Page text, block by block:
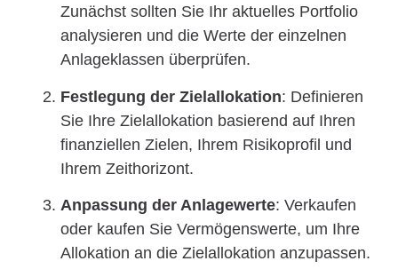
Zunächst sollten Sie Ihr aktuelles Portfolio
analysieren und die Werte der einzelnen
Anlageklassen überprüfen.
Festlegung der Zielallokation: Definieren
Sie Ihre Zielallokation basierend auf Ihren
finanziellen Zielen, Ihrem Risikoprofil und
Ihrem Zeithorizont.
Anpassung der Anlagewerte: Verkaufen
oder kaufen Sie Vermögenswerte, um Ihre
Allokation an die Zielallokation anzupassen.